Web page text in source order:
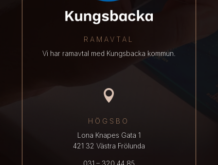
RAMAVTAL
Vi har ramavtal med Kungsbacka kommun.

HÖGSBO
Lona Knapes Gata 1
421 32 Västra Frölunda
031 – 320 44 85